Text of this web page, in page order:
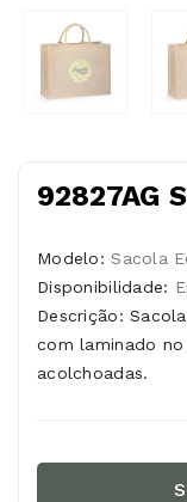
92827AG
Modelo:Sacola
Disponibilidade:
Descrição:
com laminado
acolchoadas.